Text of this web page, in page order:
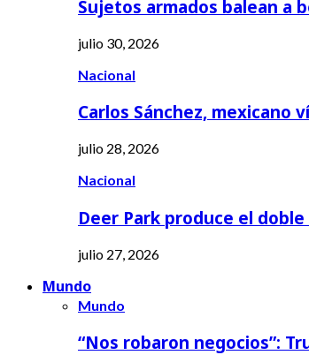
Sujetos armados balean a
julio 30, 2026
Nacional
Carlos Sánchez,
julio 28, 2026
Nacional
Deer Park produce el
julio 27, 2026
Mundo
Mundo
“Nos robaron negocios”: